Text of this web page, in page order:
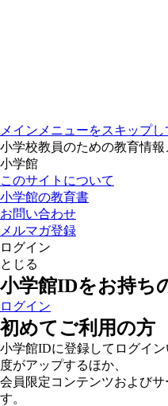
メインメニューをスキップ
小学校教員のための教育情
小学館
このサイトについて
小学館の教育書
お問い合わせ
メルマガ登録
ログイン
とじる
小学館IDをお持ち
ログイン
初めてご利用の方
小学館IDに登録してログイ
度がアップするほか、
会員限定コンテンツおよび
す。